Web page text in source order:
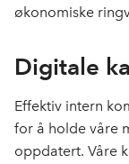
økonomiske
Digitale
Effektiv intern
for å holde våre
oppdatert. Våre